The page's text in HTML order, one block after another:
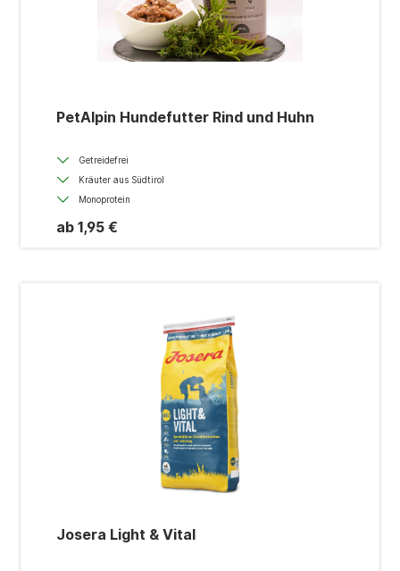
PetAlpin Hundefutter Rind und Huhn
Getreidefrei
Kräuter aus Südtirol
Monoprotein
ab 1,95 €
Josera Light & Vital